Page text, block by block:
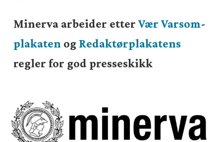
Minerva arbeider etterVær Varsom-
plakaten og Redaktørplakatens
regler for god presseskikk